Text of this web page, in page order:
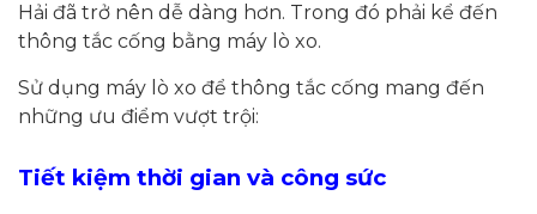
Hải đã trở nên dễ dàng hơn. Trong đó phải kể đến
thông tắc cống bằng máy lò xo.
Sử dụng máy lò xo để thông tắc cống mang đến
những ưu điểm vượt trội:
Tiết kiệm thời gian và công sức